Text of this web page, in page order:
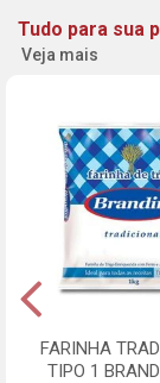
Tudo para sua
Veja mais
FARINHA
TIPO 1